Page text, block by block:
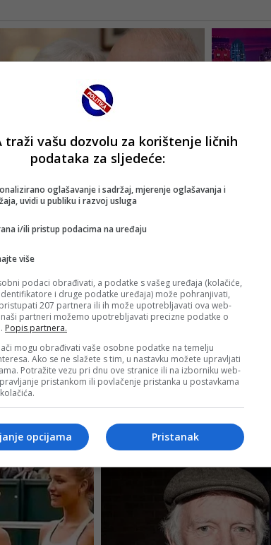
traži vašu dozvolu za korištenje ličnih
podataka za sljedeće:
oglašavanje i sadržaj, mjerenje oglašavanja i
uvidi u publiku i razvoj usluga
i/ili pristup podacima na uređaju
više
podaci obrađivati, a podatke s vašeg uređaja (kolačiće,
i druge podatke uređaja) može pohranjivati,
207 partnera ili ih može upotrebljavati ova web-
naši partneri možemo upotrebljavati precizne podatke o
Popis partnera.
mogu obrađivati vaše osobne podatke na temelju
Ako se ne slažete s tim, u nastavku možete upravljati
Potražite vezu pri dnu ove stranice ili na izborniku web-
pristankom ili povlačenje pristanka u postavkama
Pristanak
opcijama